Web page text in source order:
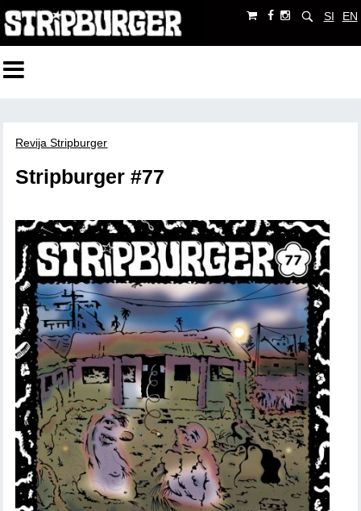
SI EN
Revija Stripburger
Stripburger #77